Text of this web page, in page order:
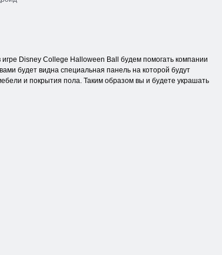
Disney College Halloween Ball будем помогать компании
будет видна специальная панель на которой будут
и покрытия пола. Таким образом вы и будете украшать